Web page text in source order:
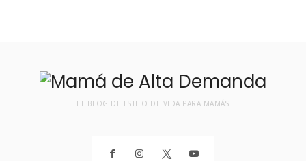
EL BLOG DE ESTILO DE VIDA PARA MAMÁS